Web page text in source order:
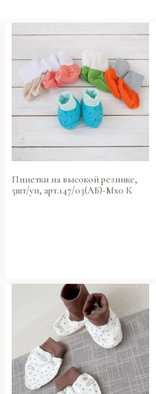
Пинетки на высокой резинке,
5шт/уп, арт.147/03(АБ)-Мх0 К